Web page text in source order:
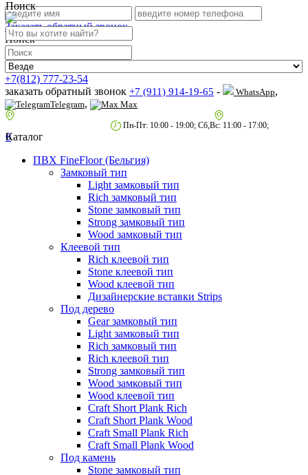
Поиск
Заказать обратный звонок
Поиск
+7(812) 777-23-54
заказать обратный звонок +7 (911) 914-19-65 - WhatsApp,
Telegram, Max
Пн-Пт: 10:00 - 19:00; Сб,Вс: 11:00 - 17:00;
0
Каталог
ПВХ FineFloor (Бельгия)
Замковый тип
Light замковый тип
Rich замковый тип
Stone замковый тип
Strong замковый тип
Wood замковый тип
Клеевой тип
Rich клеевой тип
Stone клеевой тип
Wood клеевой тип
Дизайнерские вставки Strips
Под дерево
Gear замковый тип
Light замковый тип
Rich замковый тип
Rich клеевой тип
Strong замковый тип
Wood замковый тип
Wood клеевой тип
Craft Short Plank Rich
Craft Short Plank Wood
Craft Small Plank Rich
Craft Small Plank Wood
Под камень
Stone замковый тип